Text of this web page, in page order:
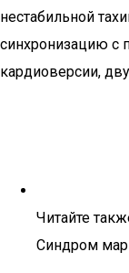
нестабильной
синхронизацию с
кардиоверсии,
Читайте
Синдром